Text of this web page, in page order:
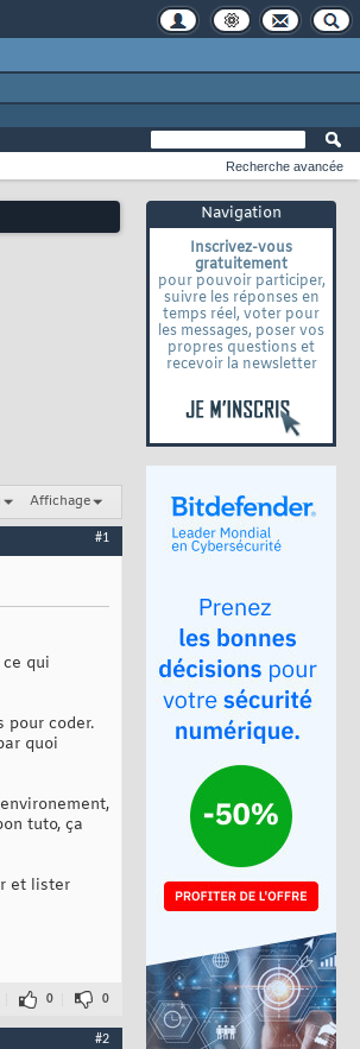
Navigation
Inscrivez-vous
gratuitement
pour pouvoir participer,
suivre les réponses en
temps réel, voter pour
les messages, poser vos
propres questions et
recevoir la newsletter
Recherche avancée
Affichage
#1
qui
pour coder.
quoi
tuto, ça
et lister
0 0
#2